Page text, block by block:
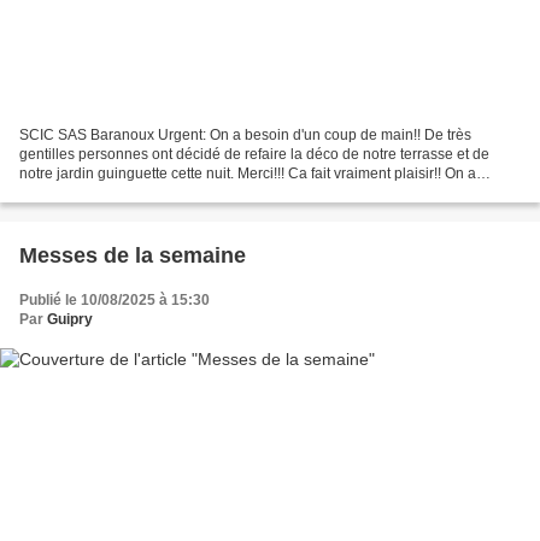
SCIC SAS Baranoux Urgent: On a besoin d'un coup de main!! De très
gentilles personnes ont décidé de refaire la déco de notre terrasse et de
notre jardin guinguette cette nuit. Merci!!! Ca fait vraiment plaisir!! On a
Messes de la semaine
Publié le 10/08/2025 à 15:30
Par Guipry